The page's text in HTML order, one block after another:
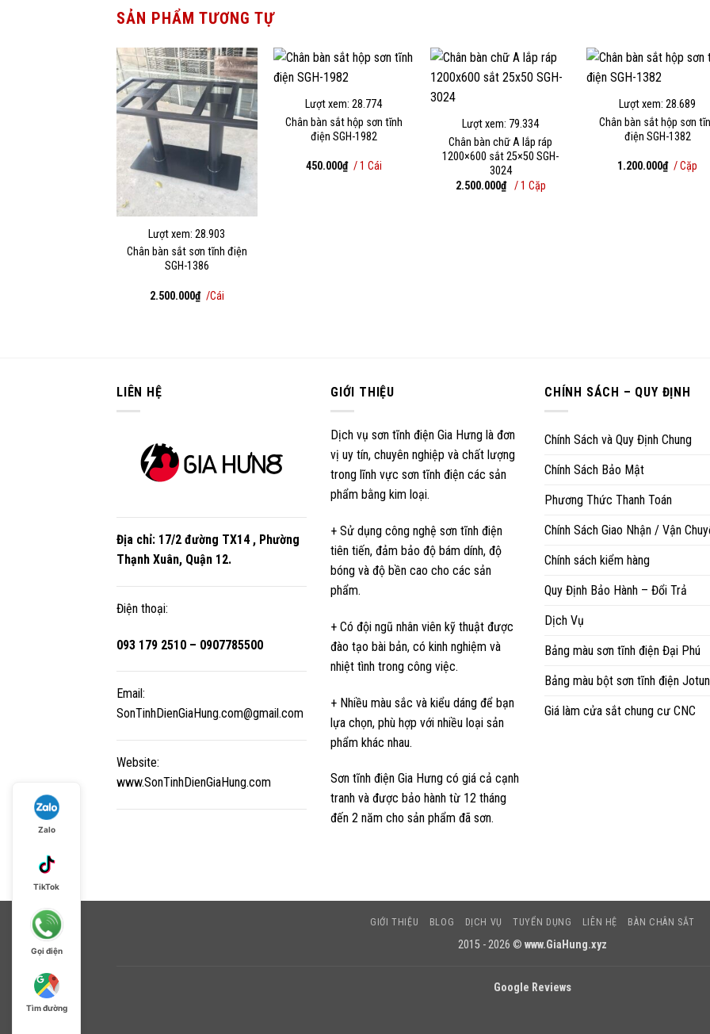
SẢN PHẨM TƯƠNG TỰ
Lượt xem: 28.903
Chân bàn sắt sơn tĩnh điện
SGH-1386
2.500.000₫ /Cái
Lượt xem: 28.774
Chân bàn sắt hộp sơn tĩnh
điện SGH-1982
450.000₫ / 1 Cái
Lượt xem: 79.334
Chân bàn chữ A lắp ráp
1200×600 sắt 25×50 SGH-
3024
2.500.000₫ / 1 Cặp
Lượt xem: 28.689
Chân bàn sắt hộp sơn
điện SGH-1382
1.200.000₫ / Cặp
LIÊN HỆ
Địa chỉ: 17/2 đường TX14 , Phường
Thạnh Xuân, Quận 12.
Điện thoại:
093 179 2510 – 0907785500
Email:
SonTinhDienGiaHung.com@gmail.com
Website:
www.SonTinhDienGiaHung.com
GIỚI THIỆU
Dịch vụ sơn tĩnh điện Gia Hưng là đơn
vị uy tín, chuyên nghiệp và chất lượng
trong lĩnh vực sơn tĩnh điện các sản
phẩm bằng kim loại.
+ Sử dụng công nghệ sơn tĩnh điện
tiên tiến, đảm bảo độ bám dính, độ
bóng và độ bền cao cho các sản
phẩm.
+ Có đội ngũ nhân viên kỹ thuật được
đào tạo bài bản, có kinh nghiệm và
nhiệt tình trong công việc.
+ Nhiều màu sắc và kiểu dáng để bạn
lựa chọn, phù hợp với nhiều loại sản
phẩm khác nhau.
Sơn tĩnh điện Gia Hưng có giá cả cạnh
tranh và được bảo hành từ 12 tháng
đến 2 năm cho sản phẩm đã sơn.
CHÍNH SÁCH – QUY ĐỊNH
Chính Sách và Quy Định Chung
Chính Sách Bảo Mật
Phương Thức Thanh Toán
Chính Sách Giao Nhận / Vận
Chính sách kiểm hàng
Quy Định Bảo Hành – Đổi Trả
Dịch Vụ
Bảng màu sơn tĩnh điện Đại Phú
Bảng màu bột sơn tĩnh điện Jotun
Giá làm cửa sắt chung cư CNC
GIỚI THIỆU BLOG DỊCH VỤ TUYỂN DỤNG LIÊN HỆ BÀN CHÂN SẮT
2015 - 2026 © www.GiaHung.xyz
Google Reviews
Zalo
TikTok
Gọi điện
Tìm đường